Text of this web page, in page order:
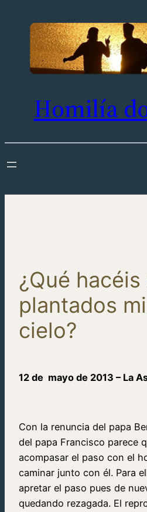
contenido
Homilía
¿Qué hacéis
plantados
cielo?
12 de mayo de 2013 – La
Con la renuncia del papa
del papa Francisco parece
acompasar el paso con el
caminar junto con él. Para
apretar el paso pues de
quedando rezagada. El